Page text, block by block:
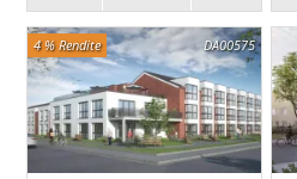
DA00575
4 % Rendite